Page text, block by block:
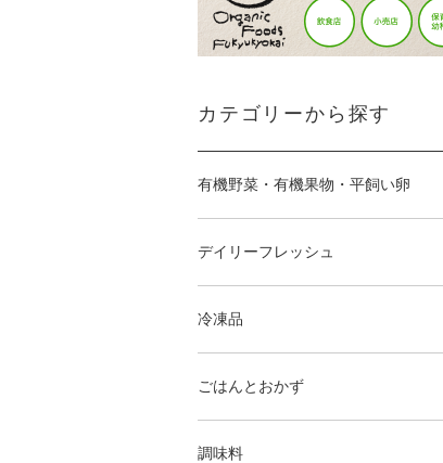
カテゴリーから探す
有機野菜・有機果物・平飼い卵
デイリーフレッシュ
冷凍品
ごはんとおかず
調味料